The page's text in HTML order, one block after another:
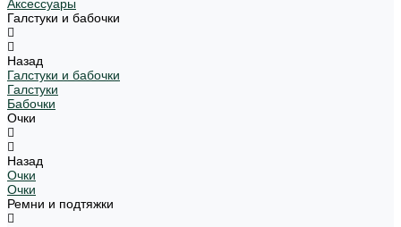
Аксессуары
Галстуки и бабочки
Назад
Галстуки и бабочки
Галстуки
Бабочки
Очки
Назад
Очки
Очки
Ремни и подтяжки